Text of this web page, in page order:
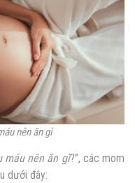
nên ăn gì
máu nên ăn gì?”, các mom
dưới đây: